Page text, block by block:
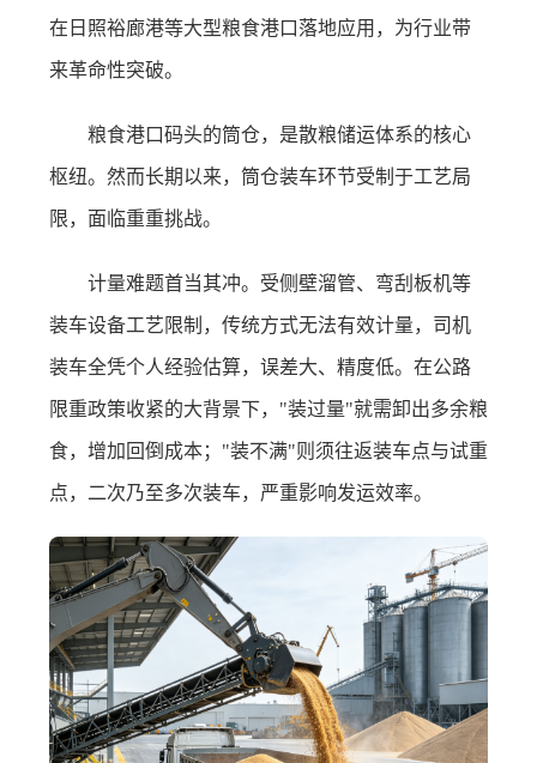
在日照裕廊港等大型粮食港口落地应用，为行业带
来革命性突破。
粮食港口码头的筒仓，是散粮储运体系的核心
枢纽。然而长期以来，筒仓装车环节受制于工艺局
限，面临重重挑战。
计量难题首当其冲。受侧壁溜管、弯刮板机等
装车设备工艺限制，传统方式无法有效计量，司机
装车全凭个人经验估算，误差大、精度低。在公路
限重政策收紧的大背景下，"装过量"就需卸出多余粮
食，增加回倒成本；"装不满"则须往返装车点与试重
点，二次乃至多次装车，严重影响发运效率。